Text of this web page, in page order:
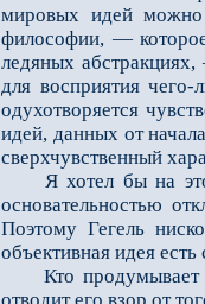
мировых идей можно
философии, —
ледяных
для восприятия чего-
одухотворяется
идей, данных от
сверхчувственный
Я хотел бы на это
основательностью
Поэтому Гегель
объективная идея
Кто продумывает